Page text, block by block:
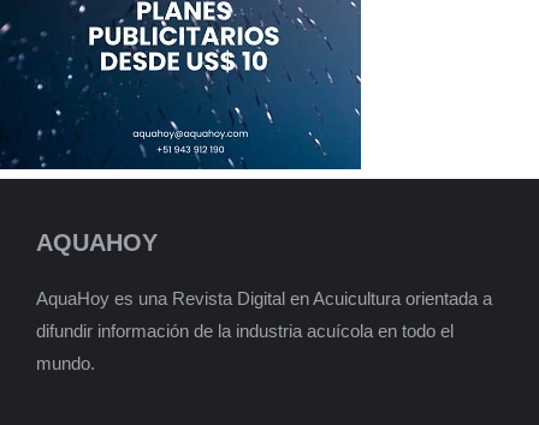
AQUAHOY
AquaHoy es una Revista Digital en Acuicultura orientada a
difundir información de la industria acuícola en todo el
mundo.